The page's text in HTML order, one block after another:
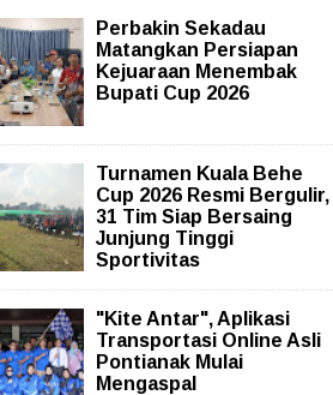
Perbakin Sekadau
Matangkan Persiapan
Kejuaraan Menembak
Bupati Cup 2026
Turnamen Kuala Behe
Cup 2026 Resmi Bergulir,
31 Tim Siap Bersaing
Junjung Tinggi
Sportivitas
"Kite Antar", Aplikasi
Transportasi Online Asli
Pontianak Mulai
Mengaspal